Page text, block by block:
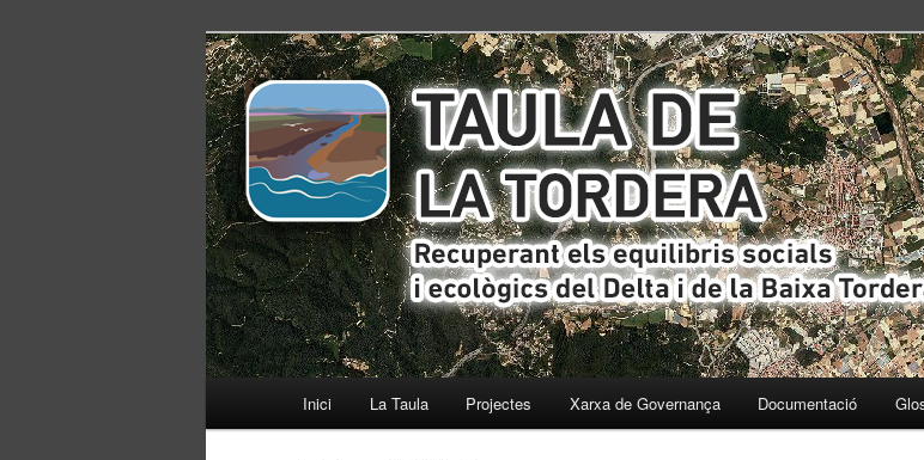
ISACC TorDelta
Recuperant els equilibris socials i ecològics del Delta i de la Baixa Tordera
Ir
Ir
Inici La Taula Projectes Xarxa de Governança Documentació